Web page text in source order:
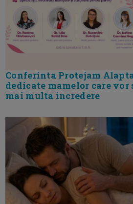
Conferinta Protejam
dedicate mamelor care vor
mai multa incredere